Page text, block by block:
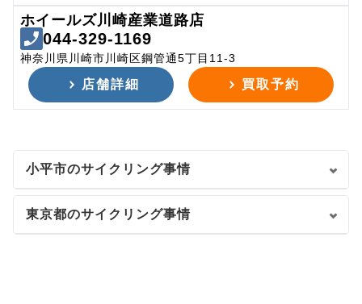
ホイールズ川崎産業道路店
044-329-1169
神奈川県川崎市川崎区鋼管通5丁目11-3
店舗詳細 買取予約
小平市のサイクリング事情
東京都のサイクリング事情